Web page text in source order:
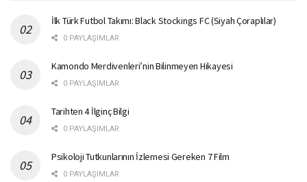
İlk Türk Futbol Takımı: Black Stockings FC (Siyah Çoraplılar)
0 PAYLAŞIMLAR
Kamondo Merdivenleri’nin Bilinmeyen Hikayesi
0 PAYLAŞIMLAR
Tarihten 4 İlginç Bilgi
0 PAYLAŞIMLAR
Psikoloji Tutkunlarının İzlemesi Gereken 7 Film
0 PAYLAŞIMLAR